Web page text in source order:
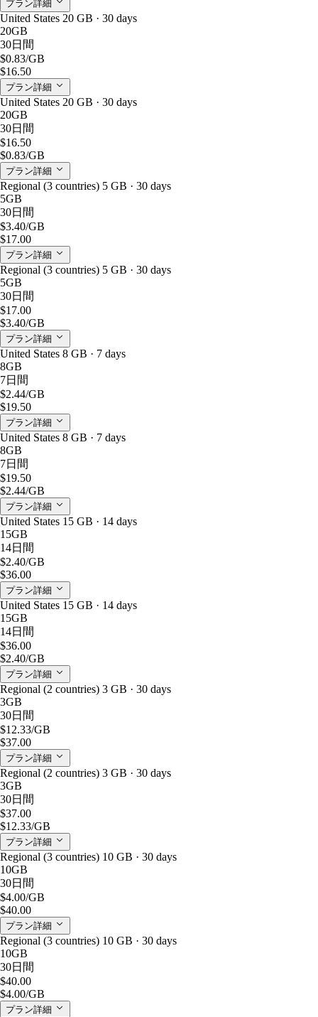
プラン詳細
United States 20 GB · 30 days
20GB
30日間
$0.83/GB
$16.50
プラン詳細
United States 20 GB · 30 days
20GB
30日間
$16.50
$0.83/GB
プラン詳細
Regional (3 countries) 5 GB · 30 days
5GB
30日間
$3.40/GB
$17.00
プラン詳細
Regional (3 countries) 5 GB · 30 days
5GB
30日間
$17.00
$3.40/GB
プラン詳細
United States 8 GB · 7 days
8GB
7日間
$2.44/GB
$19.50
プラン詳細
United States 8 GB · 7 days
8GB
7日間
$19.50
$2.44/GB
プラン詳細
United States 15 GB · 14 days
15GB
14日間
$2.40/GB
$36.00
プラン詳細
United States 15 GB · 14 days
15GB
14日間
$36.00
$2.40/GB
プラン詳細
Regional (2 countries) 3 GB · 30 days
3GB
30日間
$12.33/GB
$37.00
プラン詳細
Regional (2 countries) 3 GB · 30 days
3GB
30日間
$37.00
$12.33/GB
プラン詳細
Regional (3 countries) 10 GB · 30 days
10GB
30日間
$4.00/GB
$40.00
プラン詳細
Regional (3 countries) 10 GB · 30 days
10GB
30日間
$40.00
$4.00/GB
プラン詳細